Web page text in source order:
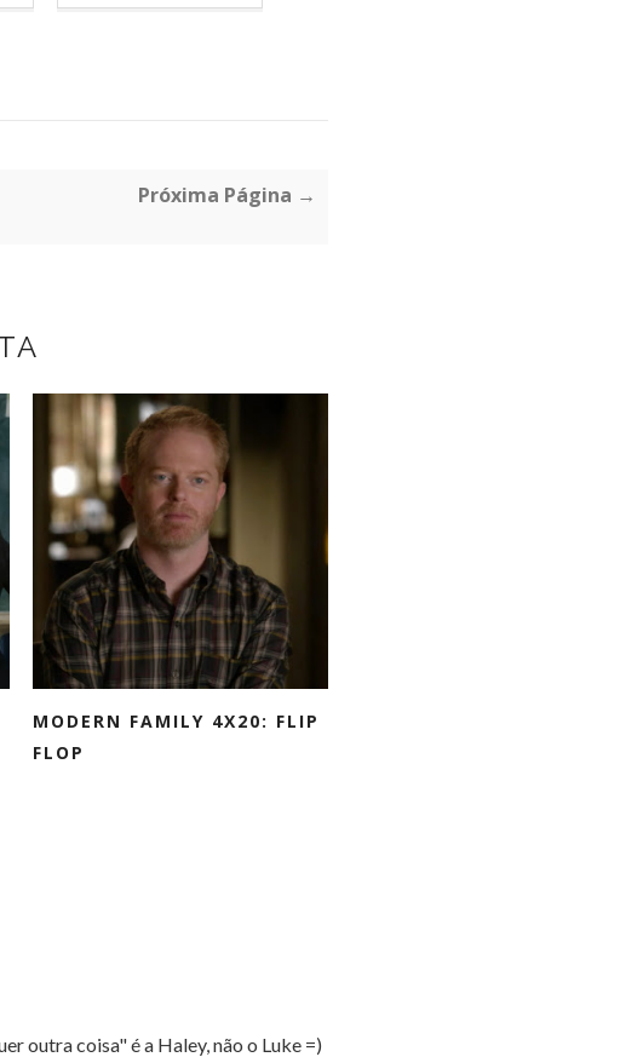
Próxima Página →
MODERN FAMILY 4X20: FLIP
FLOP
outra coisa" é a Haley, não o Luke =)